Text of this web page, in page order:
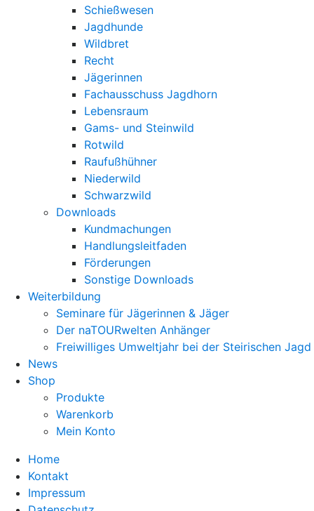
Schießwesen
Jagdhunde
Wildbret
Recht
Jägerinnen
Fachausschuss Jagdhorn
Lebensraum
Gams- und Steinwild
Rotwild
Raufußhühner
Niederwild
Schwarzwild
Downloads
Kundmachungen
Handlungsleitfaden
Förderungen
Sonstige Downloads
Weiterbildung
Seminare für Jägerinnen & Jäger
Der naTOURwelten Anhänger
Freiwilliges Umweltjahr bei der Steirischen Jagd
News
Shop
Produkte
Warenkorb
Mein Konto
Home
Kontakt
Impressum